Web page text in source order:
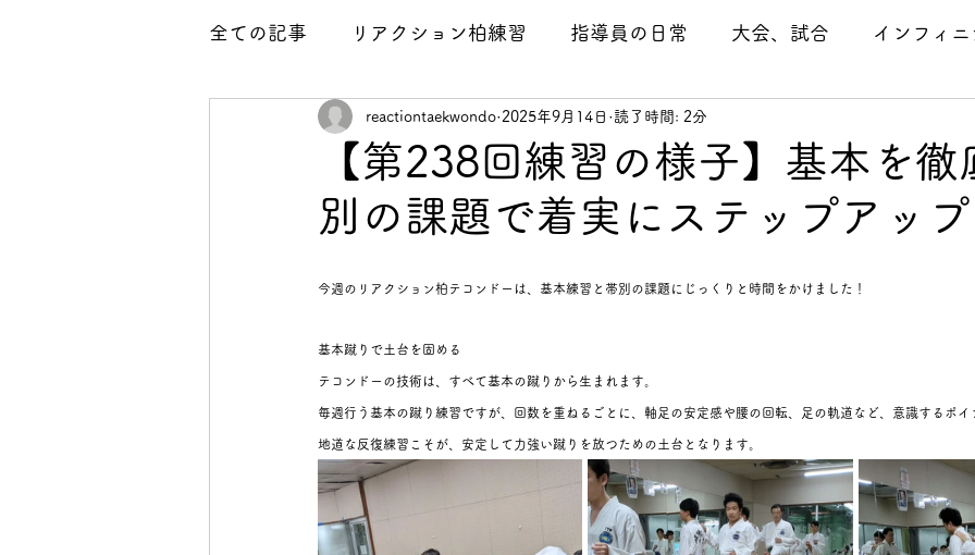
全ての記事 リアクション柏練習 指導員の日常 大会、試合 インフィ
筋トレ、ストレッチ紹介 学校の先生として
イベント 初心者向け 深堀コラム
【第238回練習の様子】基本を徹
別の課題で着実にステップアッ
reactiontaekwondo 2025年9月14日 読了時間: 2分
今週のリアクション柏テコンドーは、基本練習と帯別の課題にじっくりと時間をかけました！
基本蹴りで土台を固める
テコンドーの技術は、すべて基本の蹴りから生まれます。
毎週行う基本の蹴り練習ですが、回数を重ねるごとに、軸足の安定感や腰の回転、足の軌道など、意識するポ
地道な反復練習こそが、安定して力強い蹴りを放つための土台となります。